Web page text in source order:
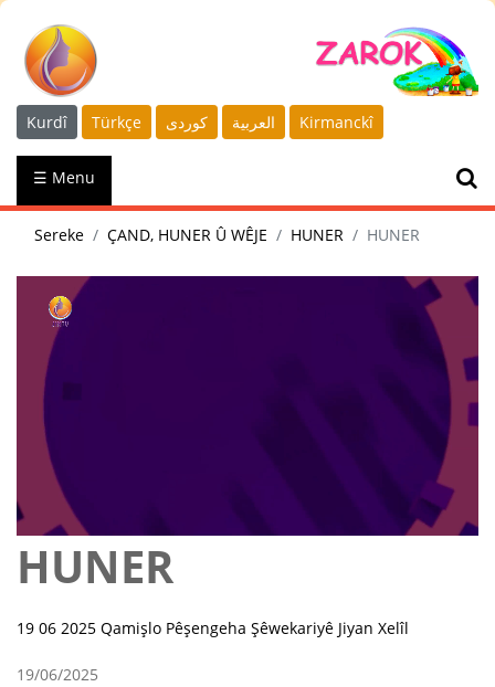
Kurdî Türkçe كوردى العربية Kirmanckî
☰ Menu
Sereke ÇAND, HUNER Û WÊJE HUNER HUNER
HUNER
19 06 2025 Qamişlo Pêşengeha Şêwekariyê Jiyan Xelîl
19/06/2025